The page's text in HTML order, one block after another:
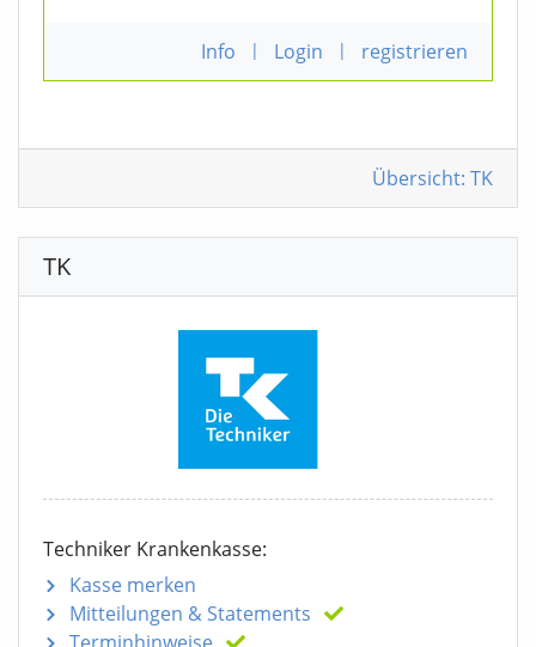
Info | Login | registrieren
Übersicht: TK
TK
Techniker Krankenkasse:
Kasse merken
Mitteilungen & Statements